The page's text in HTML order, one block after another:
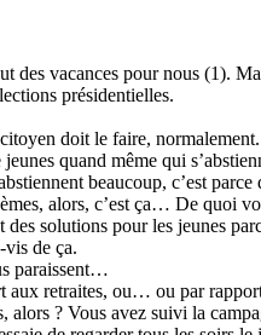
des vacances pour nous (1).
présidentielles.
doit le faire, normalement.
quand même qui
beaucoup, c’est
alors, c’est ça… De quoi
des solutions pour les jeunes
vis de ça.
paraissent…
aux retraites, ou… ou par
alors ? Vous avez suivi la